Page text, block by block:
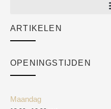
Academy
ARTIKELEN
OPENINGSTIJDEN
Maandag